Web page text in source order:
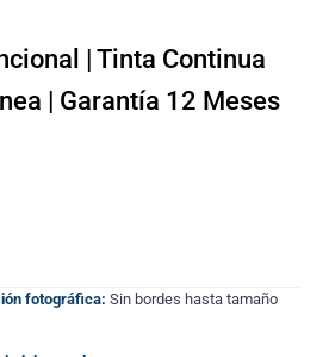
| Tinta Continua
| Garantía 12 Meses
fotográfica: Sin bordes hasta tamaño